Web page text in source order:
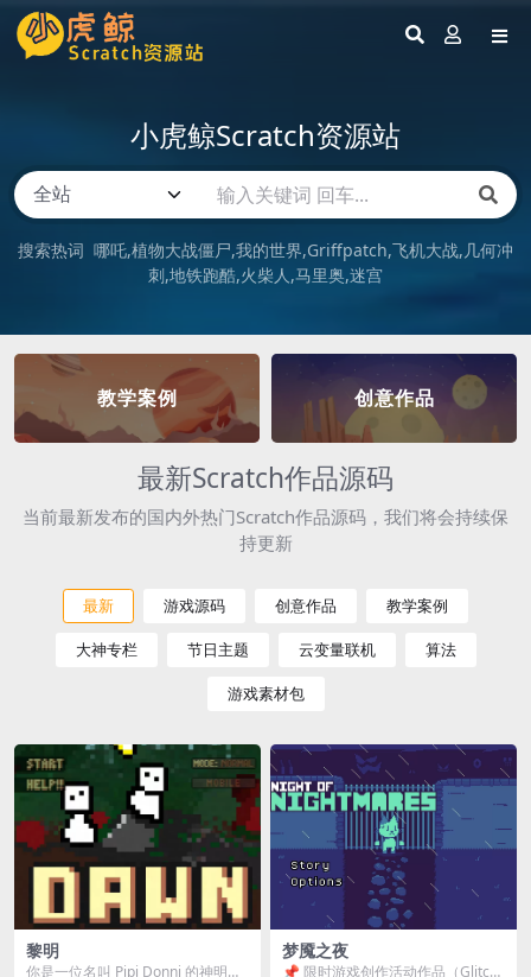
小虎鲸Scratch资源站
搜索热词 哪吒 植物大战僵尸 我的世界 Griffpatch 飞机大战 几何冲
刺 地铁跑酷 火柴人 马里奥 迷宫
教学案例 创意作品
最新Scratch作品源码
当前最新发布的国内外热门Scratch作品源码，我们将会持续保
持更新
最新 游戏源码 创意作品 教学案例
大神专栏 节日主题 云变量联机 算法
游戏素材包
黎明
你是一位名叫 Pipi Donnj 的神明。
梦魇之夜
📌 限时游戏创作活动作品（Glitch